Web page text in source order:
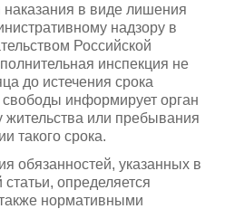
в виде лишения
надзору в
Российской
инспекция не
до истечения срока
информирует орган
жительства или пребывания
такого срока.
обязанностей, указанных в
определяется
нормативными